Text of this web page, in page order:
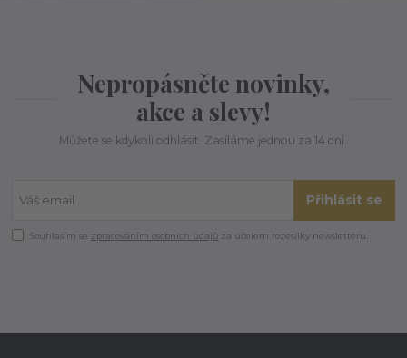
Nepropásněte novinky,
akce a slevy!
Můžete se kdykoli odhlásit. Zasíláme jednou za 14 dní.
Přihlásit se
Souhlasím se zpracováním osobních údajů za účelem rozesílky newsletteru.